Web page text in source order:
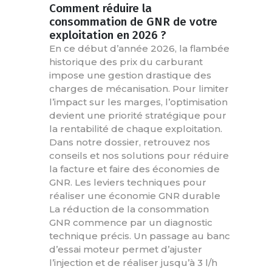
Comment réduire la
consommation de GNR de votre
exploitation en 2026 ?
En ce début d’année 2026, la flambée
historique des prix du carburant
impose une gestion drastique des
charges de mécanisation. Pour limiter
l’impact sur les marges, l’optimisation
devient une priorité stratégique pour
la rentabilité de chaque exploitation.
Dans notre dossier, retrouvez nos
conseils et nos solutions pour réduire
la facture et faire des économies de
GNR. Les leviers techniques pour
réaliser une économie GNR durable
La réduction de la consommation
GNR commence par un diagnostic
technique précis. Un passage au banc
d’essai moteur permet d’ajuster
l’injection et de réaliser jusqu’à 3 l/h